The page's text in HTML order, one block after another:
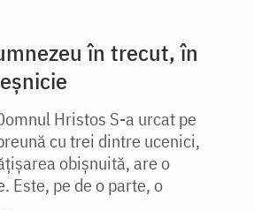
în trecut, în
Hristos S-a urcat pe
cu trei dintre ucenici,
obișnuită, are o
Este, pe de o parte, o